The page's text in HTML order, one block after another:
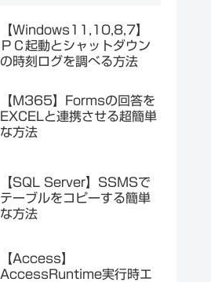
【Windows11,10,8,7】
ＰＣ起動とシャットダウン
の時刻ログを調べる方法
【M365】Formsの回答を
EXCELと連携させる超簡単
な方法
【SQL Server】SSMSで
テーブルをコピーする簡単
な方法
【Access】
AccessRuntime実行時エ